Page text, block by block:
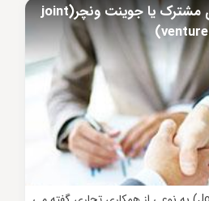
مشاوره سرمایه گذاری مشترک یا جوینت ونچر(joint
venture)